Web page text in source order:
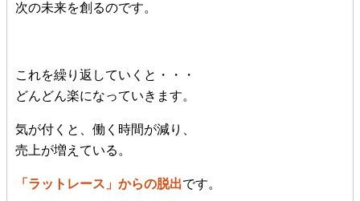
次の未来を創るのです。
これを繰り返していくと・・・
どんどん楽になっていきます。
気が付くと、働く時間が減り、
売上が増えている。
「ラットレース」からの脱出です。